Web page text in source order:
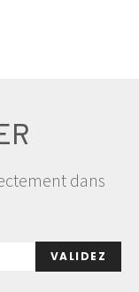
dans
VALIDEZ